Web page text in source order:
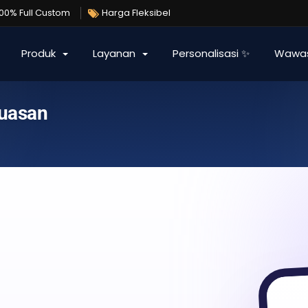
Full Custom Harga Fleksibel
Produk Layanan Personalisasi ✨